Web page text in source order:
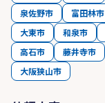
泉佐野市
富田林市
大東市
和泉市
高石市
藤井寺市
大阪狭山市